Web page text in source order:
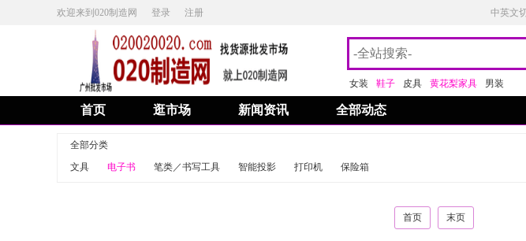
欢迎来到020制造网 登录 注册 中英文
女装 鞋子 皮具 黄花梨家具 男装
首页 逛市场 新闻资讯 全部动态
全部分类
文具
电子书 笔类／书写工具 智能投影 打印机 保险箱
首页 末页